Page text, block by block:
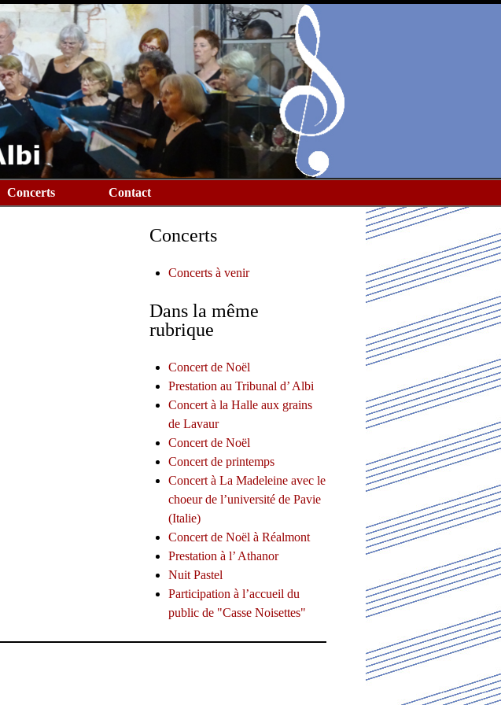
Concerts Contact
Concerts
Concerts à venir
Dans la même
rubrique
Concert de Noël
Prestation au Tribunal d’ Albi
Concert à la Halle aux grains
de Lavaur
Concert de Noël
Concert de printemps
Concert à La Madeleine avec le
choeur de l’université de Pavie
(Italie)
Concert de Noël à Réalmont
Prestation à l’ Athanor
Nuit Pastel
Participation à l’accueil du
public de "Casse Noisettes"